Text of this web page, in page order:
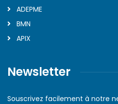
ADEPME
BMN
APIX
Newsletter
Souscrivez facilement à notre